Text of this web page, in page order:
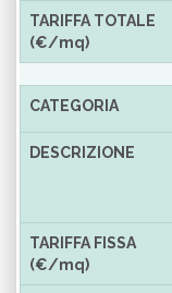
TARIFFA TOTALE
(€/mq)
CATEGORIA
DESCRIZIONE
TARIFFA FISSA
(€/mq)